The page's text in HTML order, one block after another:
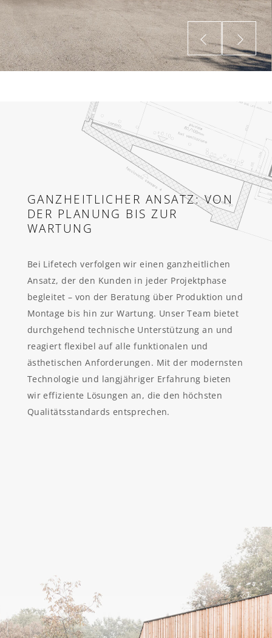
GANZHEITLICHER ANSATZ: VON
DER PLANUNG BIS ZUR
WARTUNG
Bei Lifetech verfolgen wir einen ganzheitlichen
Ansatz, der den Kunden in jeder Projektphase
begleitet – von der Beratung über Produktion und
Montage bis hin zur Wartung. Unser Team bietet
durchgehend technische Unterstützung an und
reagiert flexibel auf alle funktionalen und
ästhetischen Anforderungen. Mit der modernsten
Technologie und langjähriger Erfahrung bieten
wir effiziente Lösungen an, die den höchsten
Qualitätsstandards entsprechen.